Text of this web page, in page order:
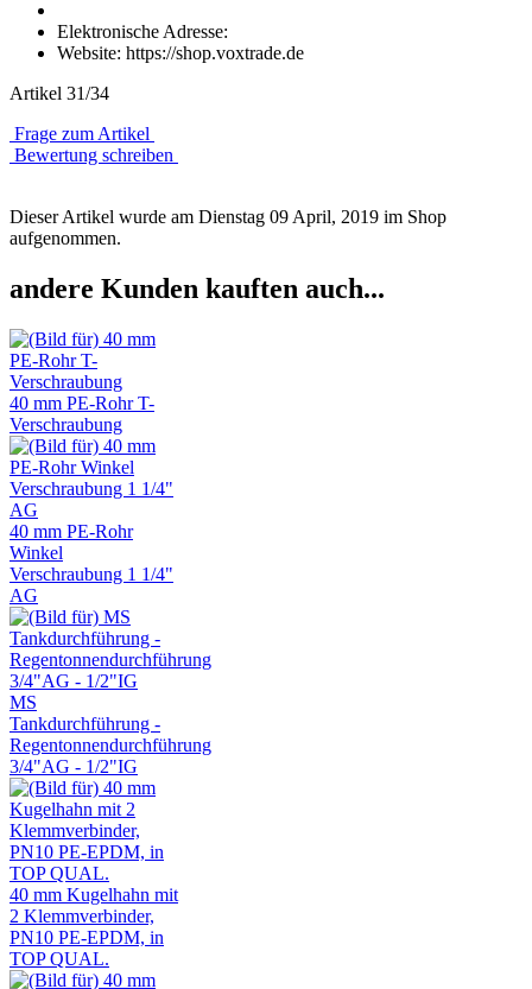
Elektronische Adresse:
Website: https://shop.voxtrade.de
Artikel 31/34
Frage zum Artikel
Bewertung schreiben
Dieser Artikel wurde am Dienstag 09 April, 2019 im Shop
aufgenommen.
andere Kunden kauften auch...
40 mm PE-Rohr T-
Verschraubung
40 mm PE-Rohr
Winkel
Verschraubung 1 1/4"
AG
MS
Tankdurchführung -
Regentonnendurchführung
3/4"AG - 1/2"IG
40 mm Kugelhahn mit
2 Klemmverbinder,
PN10 PE-EPDM, in
TOP QUAL.